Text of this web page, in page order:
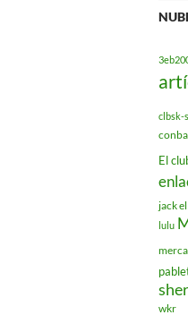
clbsk-
El
jack
lulu
wkr